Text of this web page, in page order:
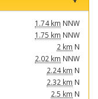
1.74 km NNW
1.75 km NNW
2 km N
2.02 km NNW
2.24 km N
2.32 km N
2.5 km N